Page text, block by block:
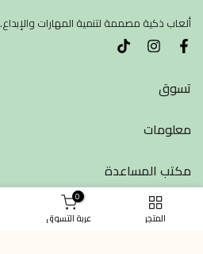
ألعاب ذكية مصممة لتنمية المهارات والإبداع.
تسوق
معلومات
مكتب المساعدة
المتجر
0
عربة التسوق